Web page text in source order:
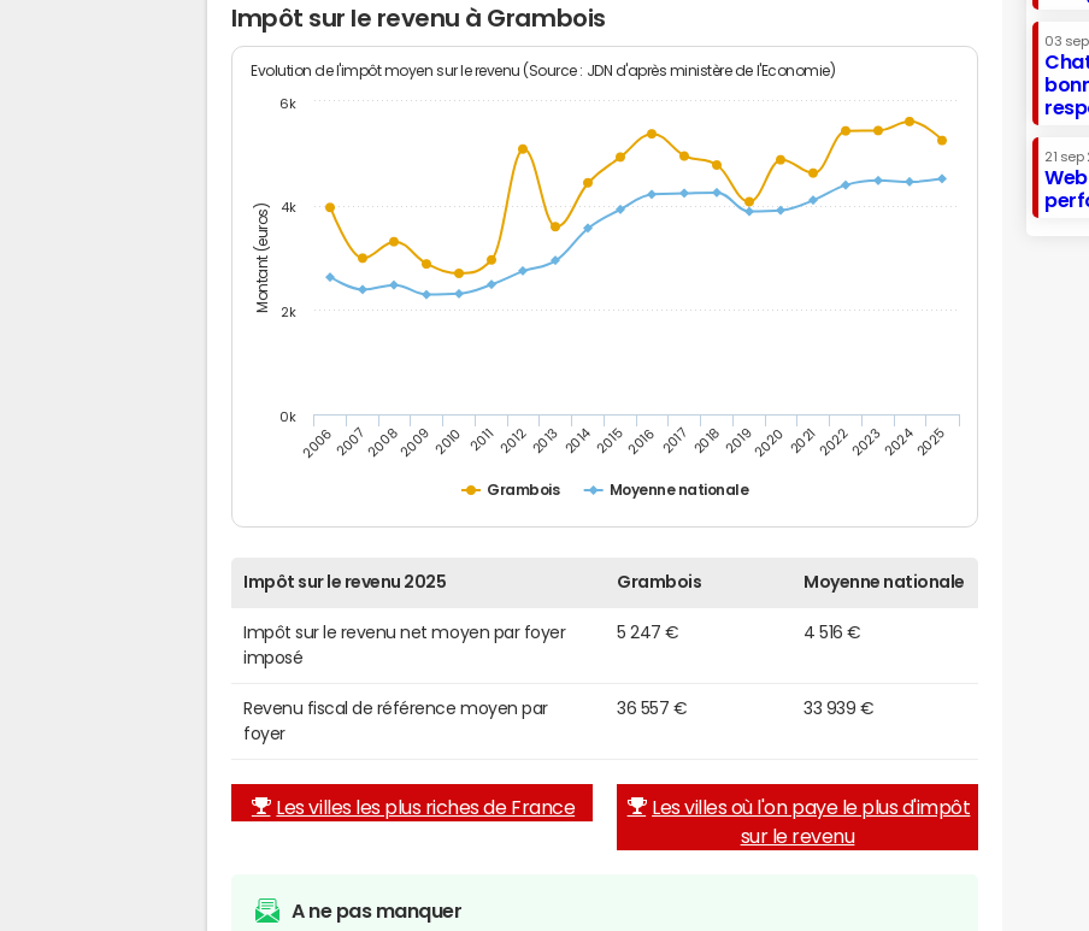
Impôt sur le revenu à Grambois
Montant (euros)
Evolution de l'impôt moyen sur le revenu (Source : JDN d'après ministère de l'Economie)
Grambois Moyenne nationale
20062007200820092010 2011 20122013 201420152016 2017 201820192020 20212022202320242025
0k
2k
4k
6k
Impôt sur le revenu 2025 Grambois Moyenne nationale
Impôt sur le revenu net moyen par foyer
imposé
5 247 € 4 516 €
Revenu fiscal de référence moyen par
foyer
36 557 € 33 939 €
Les villes les plus riches de France
Les villes où l'on paye le plus d'impôt
sur le revenu
A ne pas manquer
03
21 sep